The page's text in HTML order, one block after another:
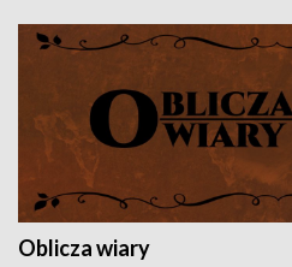
Oblicza wiary